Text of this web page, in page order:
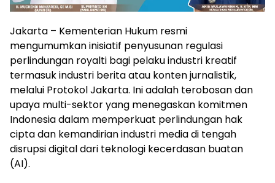
Jakarta – Kementerian Hukum resmi
mengumumkan inisiatif penyusunan regulasi
perlindungan royalti bagi pelaku industri kreatif
termasuk industri berita atau konten jurnalistik,
melalui Protokol Jakarta. Ini adalah terobosan dan
upaya multi-sektor yang menegaskan komitmen
Indonesia dalam memperkuat perlindungan hak
cipta dan kemandirian industri media di tengah
disrupsi digital dari teknologi kecerdasan buatan
(AI).